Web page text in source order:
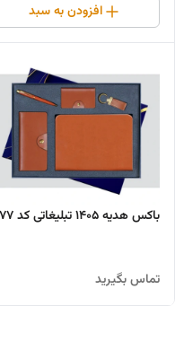
افزودن به سبد
باکس هدیه ۱۴۰۵ تبلیغاتی کد ۱۷۷
تماس بگیرید